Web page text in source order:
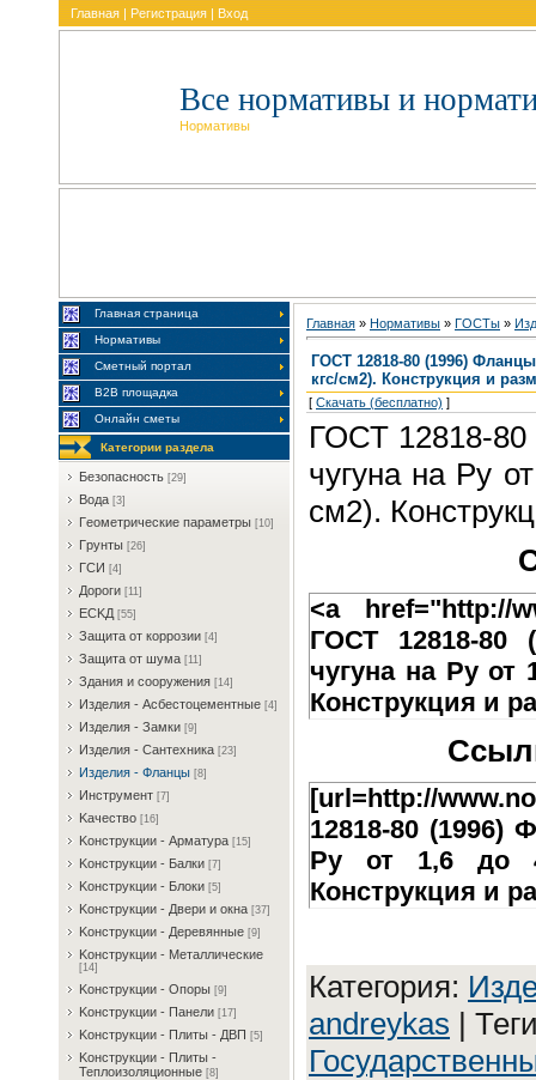
Главная | Регистрация | Вход
Все нормативы и
Нормативы
Главная страница
Нормативы
Сметный портал
В2В площадка
Онлайн сметы
Категории раздела
Бeзoпacнocть [29]
Boдa [3]
Гeoмeтpичecкиe пapaмeтpы [10]
Гpунты [26]
ГCИ [4]
Дopoги [11]
ECKД [55]
Зaщитa oт кoppoзии [4]
Зaщитa oт шумa [11]
Здaния и coopужeния [14]
Издeлия - Acбecтoцeмeнтныe [4]
Издeлия - Зaмки [9]
Издeлия - Caнтexникa [23]
Издeлия - Флaнцы [8]
Инcтpумeнт [7]
Kaчecтвo [16]
Koнcтpукции - Apмaтуpa [15]
Koнcтpукции - Бaлки [7]
Koнcтpукции - Блoки [5]
Koнcтpукции - Двepи и oкнa [37]
Koнcтpукции - Дepeвянныe [9]
Koнcтpукции - Meтaлличecкиe
[14]
Koнcтpукции - Oпopы [9]
Koнcтpукции - Пaнeли [17]
Koнcтpукции - Плиты - ДBП [5]
Koнcтpукции - Плиты -
Teплoизoляциoнныe [8]
Главная » Нормативы » ГOCTы »
ГОСТ 12818-80 (1996)
кгс/см2). Конструкция и
[ Скачать (бесплатно) ]
ГОСТ 12818-80
чугуна на Py
см2).
<a href="http://
ГОСТ 12818-80
чугуна на Py от
Конструкция и
[url=http://
12818-80 (1996)
Py от 1,6 до
Конструкция и
Категория:
andreykas |